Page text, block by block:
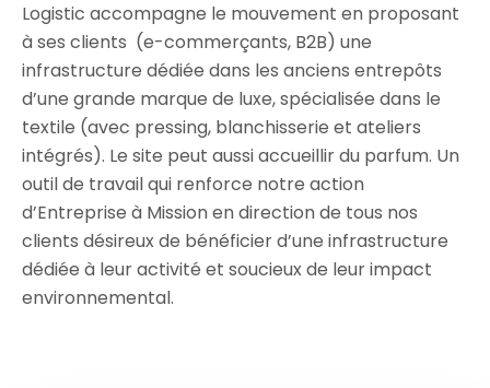
Logistic accompagne le mouvement en proposant
à ses clients (e-commerçants, B2B) une
infrastructure dédiée dans les anciens entrepôts
d’une grande marque de luxe, spécialisée dans le
textile (avec pressing, blanchisserie et ateliers
intégrés). Le site peut aussi accueillir du parfum. Un
outil de travail qui renforce notre action
d’Entreprise à Mission en direction de tous nos
clients désireux de bénéficier d’une infrastructure
dédiée à leur activité et soucieux de leur impact
environnemental.